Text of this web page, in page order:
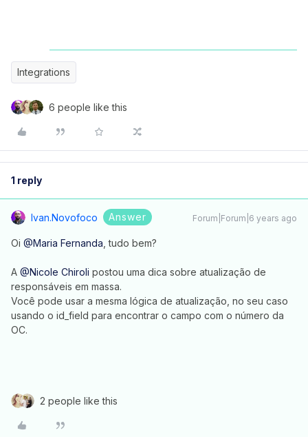
Integrations
6 people like this
1 reply
Ivan.novofoco Answer Forum|Forum|6 years ago
Oi @Maria Fernanda , tudo bem?
A @Nicole Chiroli postou uma dica sobre atualização de
responsáveis em massa.
Você pode usar a mesma lógica de atualização, no seu caso
usando o id_field para encontrar o campo com o número da
OC.
2 people like this